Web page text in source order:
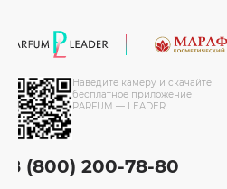
Наведите камеру и скачайте
бесплатное приложение
PARFUM — LEADER
8 (800) 200-78-80